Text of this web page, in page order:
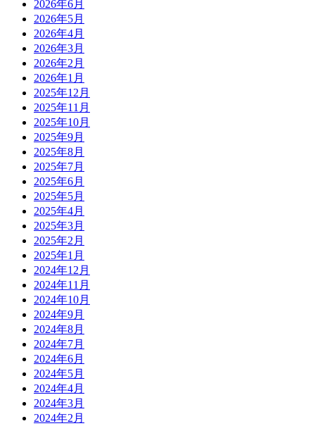
2026年6月
2026年5月
2026年4月
2026年3月
2026年2月
2026年1月
2025年12月
2025年11月
2025年10月
2025年9月
2025年8月
2025年7月
2025年6月
2025年5月
2025年4月
2025年3月
2025年2月
2025年1月
2024年12月
2024年11月
2024年10月
2024年9月
2024年8月
2024年7月
2024年6月
2024年5月
2024年4月
2024年3月
2024年2月